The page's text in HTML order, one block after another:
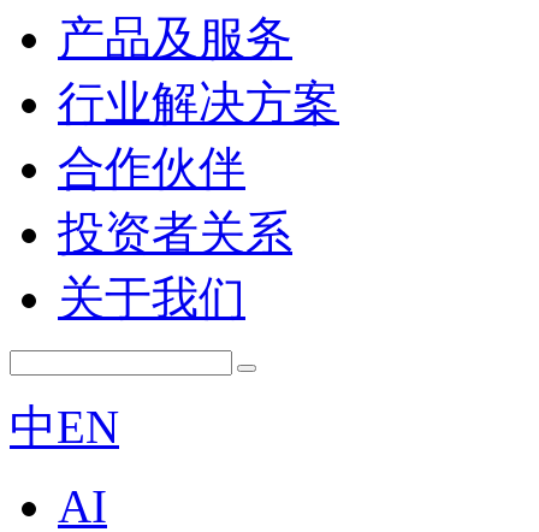
产品及服务
行业解决方案
合作伙伴
投资者关系
关于我们
中EN
AI